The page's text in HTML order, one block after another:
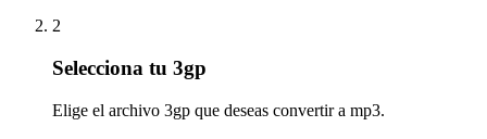
2
Selecciona tu 3gp
Elige el archivo 3gp que deseas convertir a mp3.